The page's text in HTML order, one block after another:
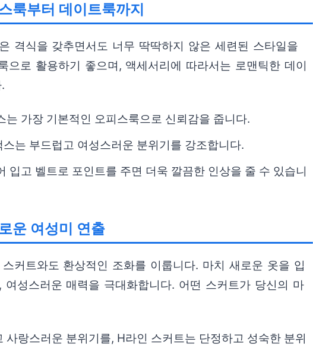
룩부터 데이트룩까지
격식을 갖추면서도 너무 딱딱하지 않은 세련된 스타일을
으로 활용하기 좋으며, 액세서리에 따라서는 로맨틱한 데이
는 가장 기본적인 오피스룩으로 신뢰감을 줍니다.
는 부드럽고 여성스러운 분위기를 강조합니다.
입고 벨트로 포인트를 주면 더욱 깔끔한 인상을 줄 수 있습니
운 여성미 연출
커트와도 환상적인 조화를 이룹니다. 마치 새로운 옷을 입
성스러운 매력을 극대화합니다. 어떤 스커트가 당신의 마
사랑스러운 분위기를, H라인 스커트는 단정하고 성숙한 분위